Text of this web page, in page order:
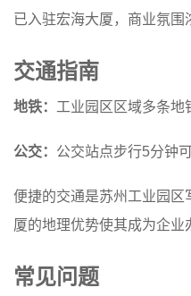
已入驻宏海大厦，商业氛围
交通指南
地铁： 工业园区区域多条地
公交： 公交站点步行5分钟
便捷的交通是苏州工业园区
厦的地理优势使其成为企业
常见问题